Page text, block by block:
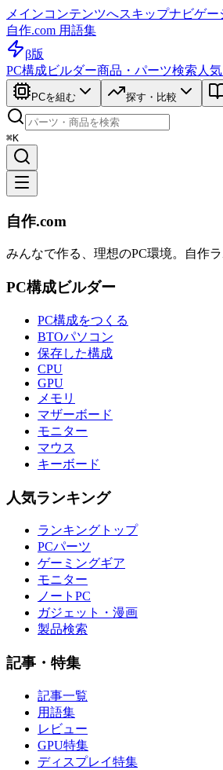
メインコンテンツへスキップナビゲー
自作.com 用語集
β版
PC構成ビルダー商品・パーツ検索 人
PCを組む 探す・比較
⌘K
自作.com
みんなで作る、理想のPC環境。 自作
PC構成ビルダー
PC構成をつくる
BTOパソコン
保存した構成
CPU
GPU
メモリ
マザーボード
モニター
マウス
キーボード
人気ランキング
ランキングトップ
PCパーツ
ゲーミングギア
モニター
ノートPC
ガジェット・漫画
製品検索
記事・特集
記事一覧
用語集
レビュー
GPU特集
ディスプレイ特集